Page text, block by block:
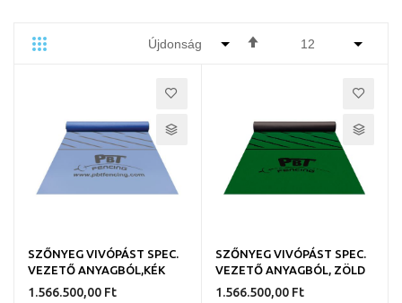
Rács
Csökkenő
SZŐNYEG VIVÓPÁST SPEC.
VEZETŐ ANYAGBÓL,KÉK
1.566.500,00 Ft
SZŐNYEG VIVÓPÁST SPEC.
VEZETŐ ANYAGBÓL, ZÖLD
1.566.500,00 Ft